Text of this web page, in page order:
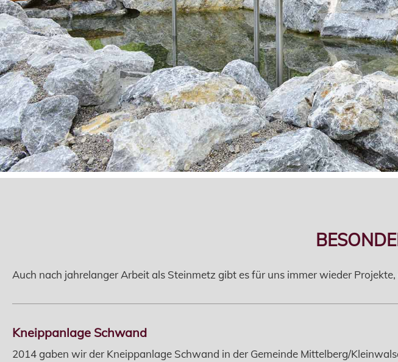
Auch nach jahrelanger Arbeit als Steinmetz gibt es für uns immer wieder
Kneippanlage Schwand
2014 gaben wir der Kneippanlage Schwand in der Gemeinde Mittelberg/